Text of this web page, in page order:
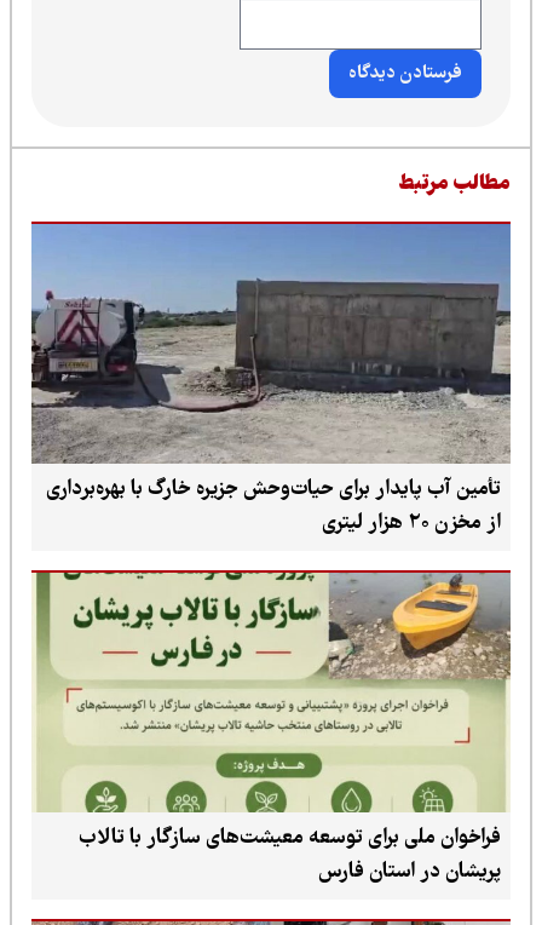
مرتبط
تأمین آب پایدار برای حیات‌وحش جزیره خارگ با بهره‌برداری
از مخزن ۲۰ هزار لیتری
فراخوان ملی برای توسعه معیشت‌های سازگار با تالاب
پریشان در استان فارس